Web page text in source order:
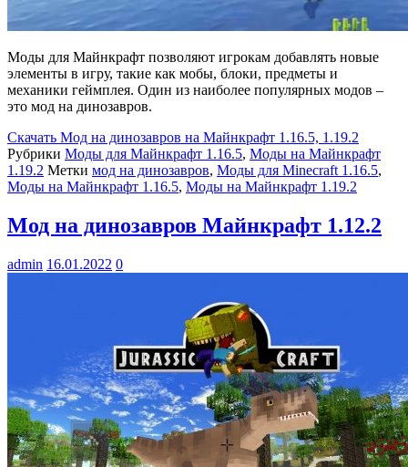
Моды для Майнкрафт позволяют игрокам добавлять новые
элементы в игру, такие как мобы, блоки, предметы и
механики геймплея. Один из наиболее популярных модов –
это мод на динозавров.
Скачать Мод на динозавров на Майнкрафт 1.16.5, 1.19.2
Рубрики Моды для Майнкрафт 1.16.5, Моды на Майнкрафт
1.19.2 Метки мод на динозавров, Моды для Minecraft 1.16.5,
Моды на Майнкрафт 1.16.5, Моды на Майнкрафт 1.19.2
Мод на динозавров Майнкрафт 1.12.2
admin 16.01.2022 0